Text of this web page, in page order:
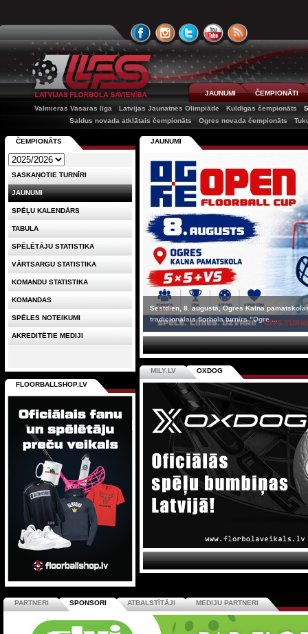
JAUNUMI
ČEMPIONĀTI
Valmieras Vasaras līga
Latvijas Jaunatnes Olimpiāde Kuldīgas čempionāts
Saldus novada atklātais čempionāts
Ogres novada čempionāts
JAUNUMI
Sestdien, 8. augustā, Ogres Kalna
tradicionālais florbola turnīrs "Ogre ...
MILY.LV OXDOG
ČEMPIONĀTS
SASKAŅOTIE TURNĪRI
JAUNUMI
SPĒĻU KALENDĀRS
TABULA
SPĒLĒTĀJU STATISTIKA
VĀRTSARGU STATISTIKA
KOMANDU STATISTIKA
KOMANDAS
SPĒLES NOTEIKUMI
AKREDITĒTIE MEDIJI
FLOORBALLSHOP.LV
PARTNERI SPONSORI ATBALSTĪTĀJI MEDIJU PARTNERI